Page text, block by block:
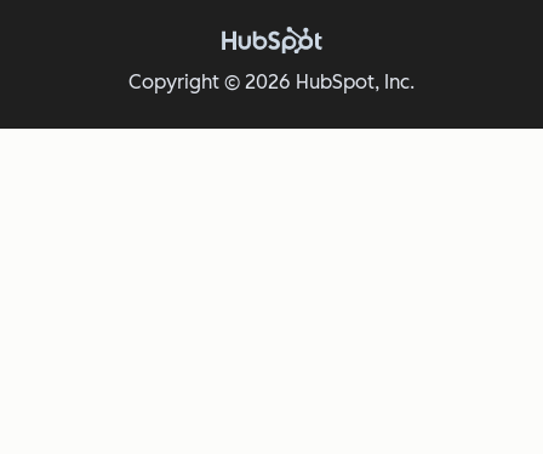
Copyright © 2026 HubSpot, Inc.